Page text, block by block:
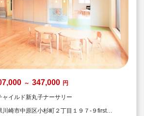
～ 347,000 円
ャイルド新丸子ナーサリー
川崎市中原区小杉町２丁目１９７-９first